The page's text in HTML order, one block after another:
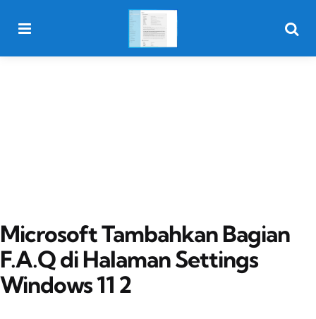
Microsoft Tambahkan Bagian
F.A.Q di Halaman Settings
Windows 11 2